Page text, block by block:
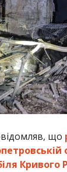
що
Кривого